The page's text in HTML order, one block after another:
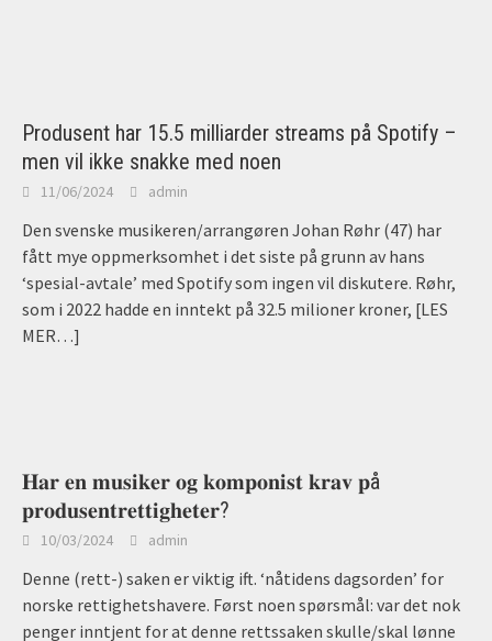
Produsent har 15.5 milliarder streams på Spotify –
men vil ikke snakke med noen
11/06/2024 admin
Den svenske musikeren/arrangøren Johan Røhr (47) har
fått mye oppmerksomhet i det siste på grunn av hans
‘spesial-avtale’ med Spotify som ingen vil diskutere. Røhr,
som i 2022 hadde en inntekt på 32.5 milioner kroner, [LES
MER…]
𝐇𝐚𝐫 𝐞𝐧 𝐦𝐮𝐬𝐢𝐤𝐞𝐫 𝐨𝐠 𝐤𝐨𝐦𝐩𝐨𝐧𝐢𝐬𝐭 𝐤𝐫𝐚𝐯 𝐩å
𝐩𝐫𝐨𝐝𝐮𝐬𝐞𝐧𝐭𝐫𝐞𝐭𝐭𝐢𝐠𝐡𝐞𝐭𝐞𝐫?
10/03/2024 admin
Denne (rett-) saken er viktig ift. ‘nåtidens dagsorden’ for
norske rettighetshavere. Først noen spørsmål: var det nok
penger inntjent for at denne rettssaken skulle/skal lønne